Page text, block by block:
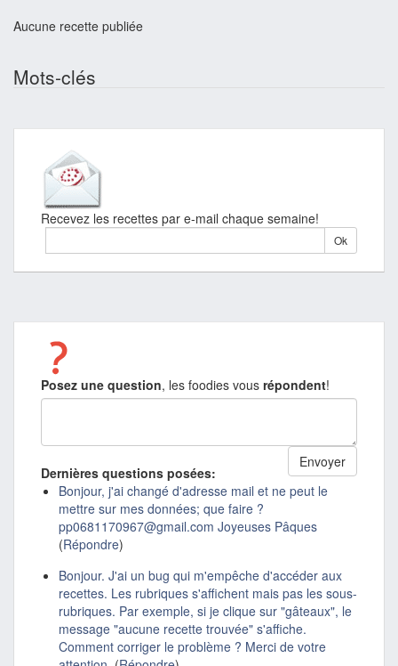
Aucune recette publiée
Mots-clés
Recevez les recettes par e-mail chaque semaine!
Posez une question, les foodies vous répondent!
Dernières questions posées:
Bonjour, j'ai changé d'adresse mail et ne peut le
mettre sur mes données; que faire ?
pp0681170967@gmail.com Joyeuses Pâques
(Répondre)
Bonjour. J'ai un bug qui m'empêche d'accéder aux
recettes. Les rubriques s'affichent mais pas les sous-
rubriques. Par exemple, si je clique sur "gâteaux", le
message "aucune recette trouvée" s'affiche.
Comment corriger le problème ? Merci de votre